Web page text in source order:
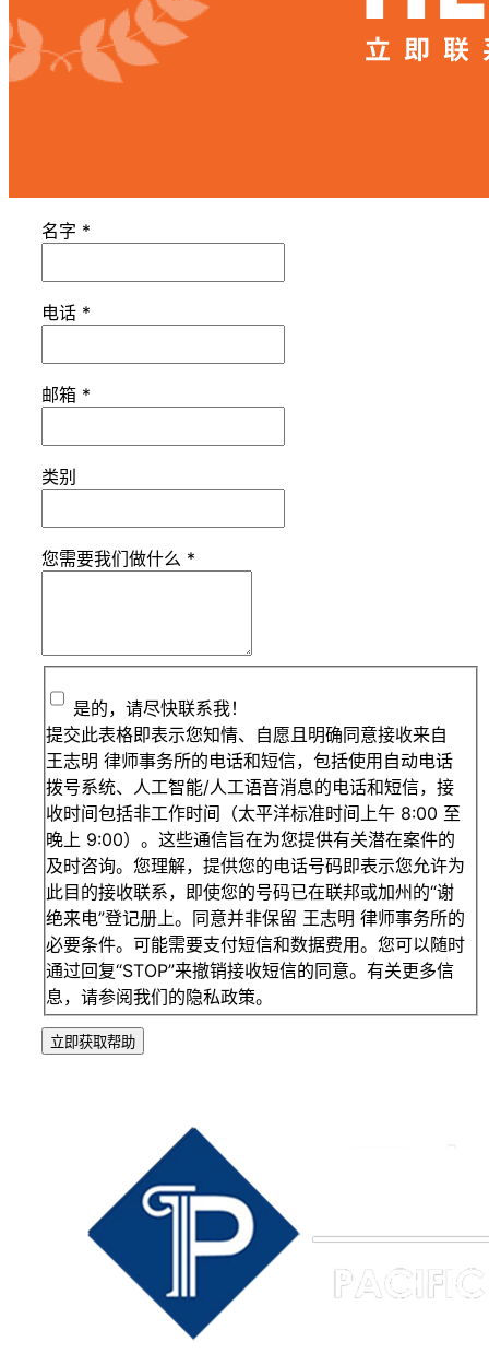
名字 *
电话 *
邮箱 *
类别
您需要我们做什么 *
是的，请尽快联系我！
提交此表格即表示您知情、自愿且明确同意接收来自
王志明 律师事务所的电话和短信，包括使用自动电话
拨号系统、人工智能/人工语音消息的电话和短信，接
收时间包括非工作时间（太平洋标准时间上午 8:00 至
晚上 9:00）。这些通信旨在为您提供有关潜在案件的
及时咨询。您理解，提供您的电话号码即表示您允许为
此目的接收联系，即使您的号码已在联邦或加州的“谢
绝来电”登记册上。同意并非保留 王志明 律师事务所的
必要条件。可能需要支付短信和数据费用。您可以随时
通过回复“STOP”来撤销接收短信的同意。有关更多信
息，请参阅我们的隐私政策。
立即获取帮助